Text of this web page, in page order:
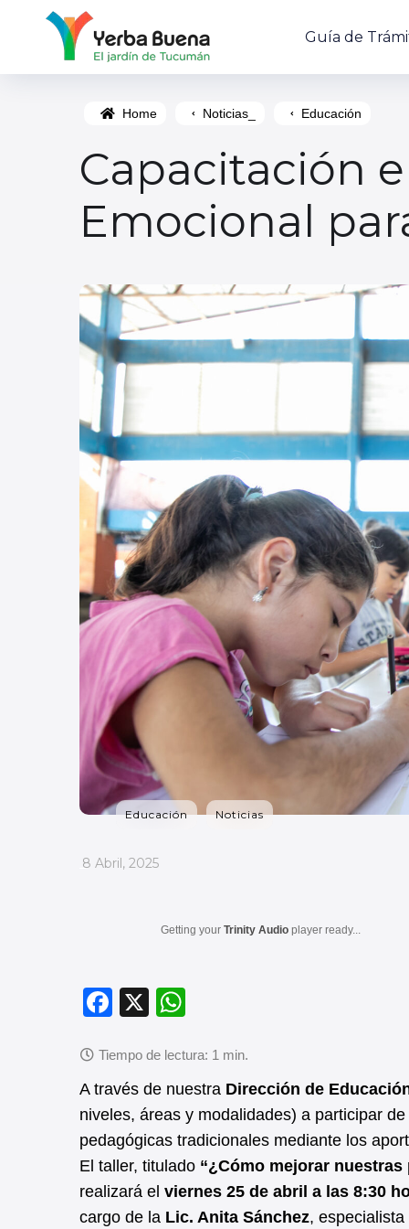
Guía de
Home Noticias_ Educación
Capacitación
Emocional
Educación Noticias
_
8 Abril, 2025
Getting your Trinity Audio player ready...
F
c
e
b
o
o
k
X
at
s
A
p
p
A través de nuestra Dirección de
niveles, áreas y modalidades) a participar
pedagógicas tradicionales mediante los
El taller, titulado “¿Cómo mejorar
realizará el viernes 25 de abril a las 8:30
cargo de la Lic. Anita Sánchez,